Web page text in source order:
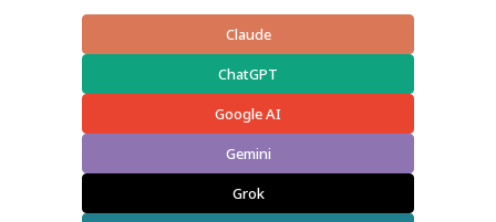
Claude
ChatGPT
Google AI
Gemini
Grok